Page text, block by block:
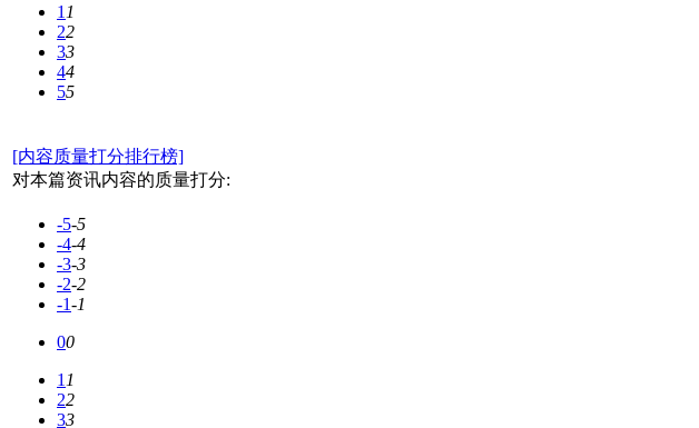
11
22
33
44
55
[内容质量打分排行榜]
对本篇资讯内容的质量打分:
-5-5
-4-4
-3-3
-2-2
-1-1
00
11
22
33